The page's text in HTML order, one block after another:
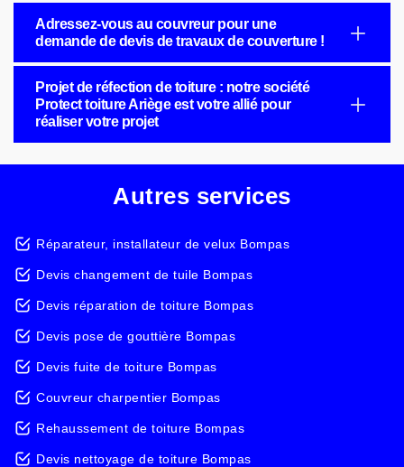
Adressez-vous au couvreur pour une
demande de devis de travaux de couverture !
Projet de réfection de toiture : notre société
Protect toiture Ariège est votre allié pour
réaliser votre projet
Autres services
Réparateur, installateur de velux Bompas
Devis changement de tuile Bompas
Devis réparation de toiture Bompas
Devis pose de gouttière Bompas
Devis fuite de toiture Bompas
Couvreur charpentier Bompas
Rehaussement de toiture Bompas
Devis nettoyage de toiture Bompas